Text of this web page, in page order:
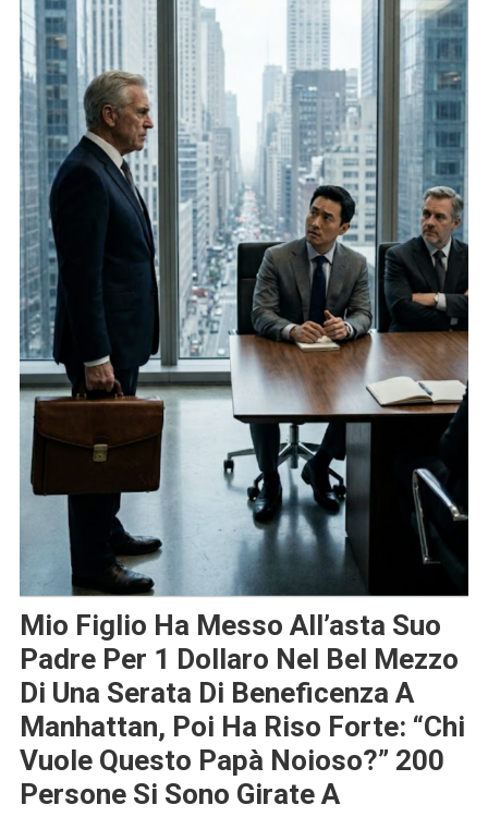
Mio Figlio Ha Messo All’asta Suo
Padre Per 1 Dollaro Nel Bel Mezzo
Di Una Serata Di Beneficenza A
Manhattan, Poi Ha Riso Forte: “Chi
Vuole Questo Papà Noioso?” 200
Persone Si Sono Girate A